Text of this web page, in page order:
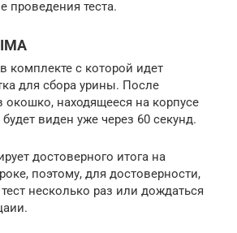
проведения теста.
комплекте с которой идет
для сбора урины. После
находящееся на корпусе
будет виден уже через 60 секунд.
достоверного итога на
поэтому, для достоверности,
несколько раз или дождаться